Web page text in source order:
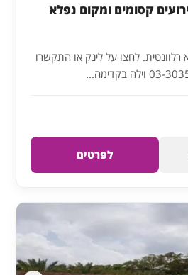
קסומים ומקום נפלא
רלוונטית. לחצו על לינק או התקשרו
לפרטים